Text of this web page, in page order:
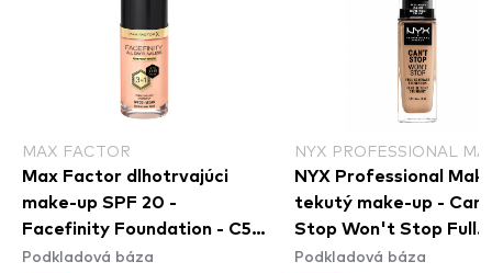
MAX FACTOR
Max Factor dlhotrvajúci
make-up SPF 20 -
Facefinity Foundation - C50
Natural Rose
Podkladová báza
NYX PROFESSIONAL
NYX Professional
tekutý make-up -
Stop Won't Stop Full
Coverage Foundation
Podkladová báza